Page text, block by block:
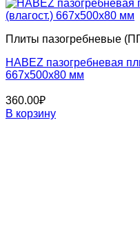
Плиты пазогребневые
HABEZ пазогребневая
667x500x80 мм
360.00₽
В корзину